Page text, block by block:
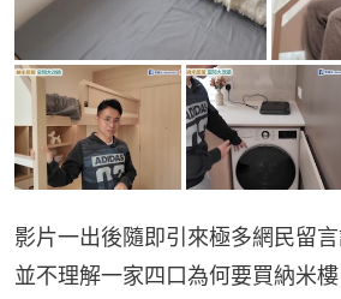
影片一出後隨即引來極多網民留
並不理解一家四口為何要買納米